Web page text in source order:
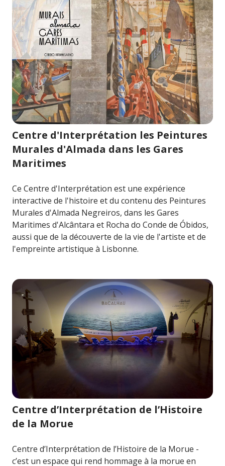
Image pour Centre d'Interprétation les Peintures
Centre d'Interprétation les Peintures
Murales d'Almada dans les Gares
Maritimes
Ce Centre d'Interprétation est une expérience
interactive de l'histoire et du contenu des Peintures
Murales d'Almada Negreiros, dans les Gares
Maritimes d'Alcântara et Rocha do Conde de Óbidos,
aussi que de la découverte de la vie de l'artiste et de
l'empreinte artistique à Lisbonne.
Image pour Centre d’Interprétation de l’Histoire de la
Centre d’Interprétation de l’Histoire
de la Morue
Centre d’Interprétation de l’Histoire de la Morue -
c’est un espace qui rend hommage à la morue en